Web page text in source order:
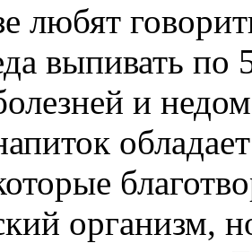
любят
выпивать по
и
организм,